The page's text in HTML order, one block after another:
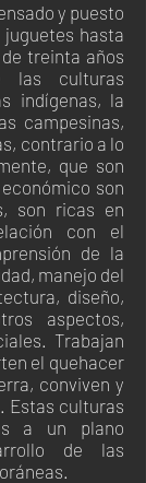
y puesto
hasta
treinta años
las culturas
indígenas, la
campesinas,
contrario a lo
que son
son
son ricas en
con el
de la
manejo del
diseño,
aspectos,
Trabajan
el quehacer
conviven y
Estas culturas
a un plano
de las